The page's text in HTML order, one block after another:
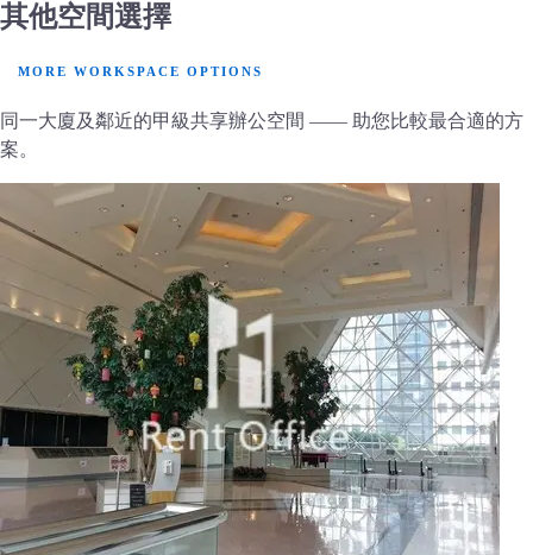
其他空間選擇
MORE WORKSPACE OPTIONS
同一大廈及鄰近的甲級共享辦公空間 —— 助您比較最合適的方
案。